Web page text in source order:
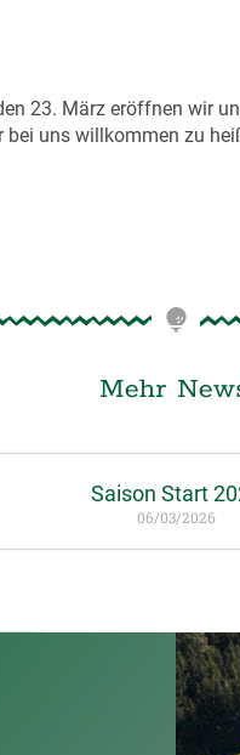
23. März eröffnen wir
uns willkommen zu
Mehr
Saison Start
06/03/2026